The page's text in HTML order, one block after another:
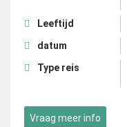
Leeftijd
datum
Type reis
Vraag meer info